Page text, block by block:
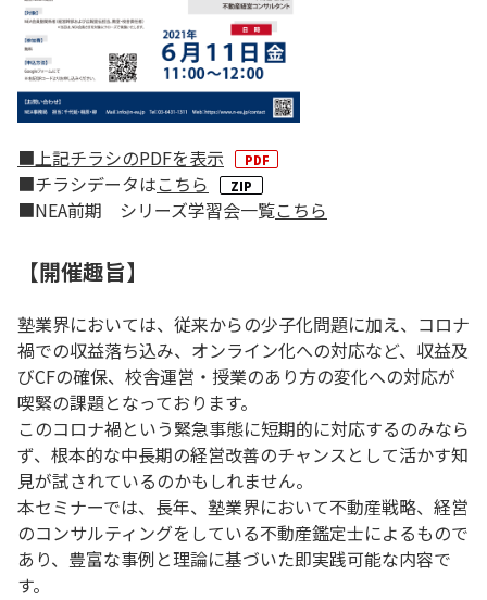
■上記チラシのPDFを表示
■チラシデータはこちら
■NEA前期 シリーズ学習会一覧こちら
【開催趣旨】
塾業界においては、従来からの少子化問題に加え、コロナ
禍での収益落ち込み、オンライン化への対応など、収益及
びCFの確保、校舎運営・授業のあり方の変化への対応が
喫緊の課題となっております。
このコロナ禍という緊急事態に短期的に対応するのみなら
ず、根本的な中長期の経営改善のチャンスとして活かす知
見が試されているのかもしれません。
本セミナーでは、長年、塾業界において不動産戦略、経営
のコンサルティングをしている不動産鑑定士によるもので
あり、豊富な事例と理論に基づいた即実践可能な内容で
す。